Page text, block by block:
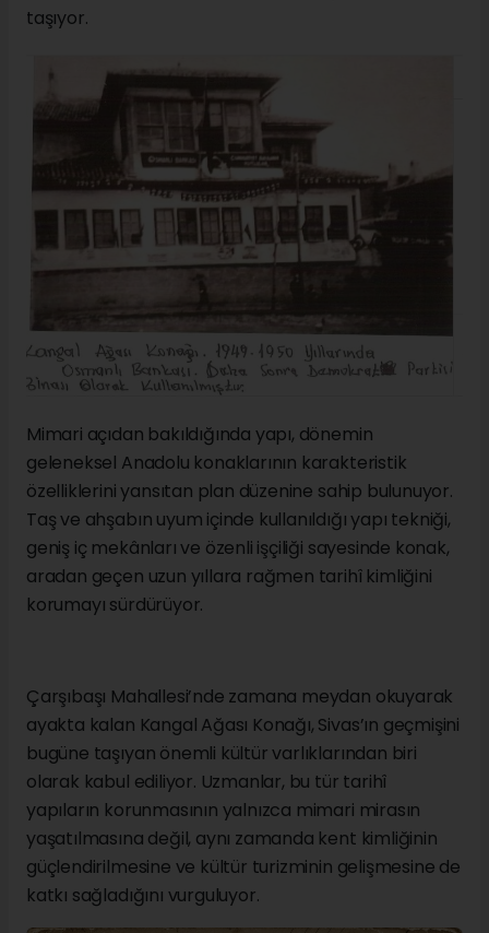
taşıyor.
Mimari açıdan bakıldığında yapı, dönemin
geleneksel Anadolu konaklarının karakteristik
özelliklerini yansıtan plan düzenine sahip bulunuyor.
Taş ve ahşabın uyum içinde kullanıldığı yapı tekniği,
geniş iç mekânları ve özenli işçiliği sayesinde konak,
aradan geçen uzun yıllara rağmen tarihî kimliğini
korumayı sürdürüyor.
Çarşıbaşı Mahallesi’nde zamana meydan okuyarak
ayakta kalan Kangal Ağası Konağı, Sivas’ın geçmişini
bugüne taşıyan önemli kültür varlıklarından biri
olarak kabul ediliyor. Uzmanlar, bu tür tarihî
yapıların korunmasının yalnızca mimari mirasın
yaşatılmasına değil, aynı zamanda kent kimliğinin
güçlendirilmesine ve kültür turizminin gelişmesine de
katkı sağladığını vurguluyor.